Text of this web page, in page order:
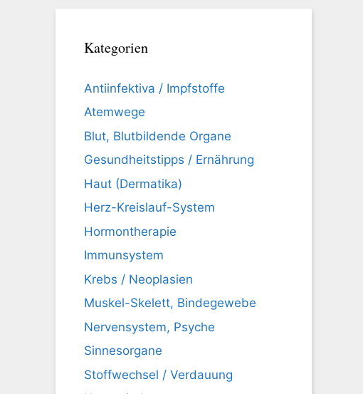
Kategorien
Antiinfektiva / Impfstoffe
Atemwege
Blut, Blutbildende Organe
Gesundheitstipps / Ernährung
Haut (Dermatika)
Herz-Kreislauf-System
Hormontherapie
Immunsystem
Krebs / Neoplasien
Muskel-Skelett, Bindegewebe
Nervensystem, Psyche
Sinnesorgane
Stoffwechsel / Verdauung